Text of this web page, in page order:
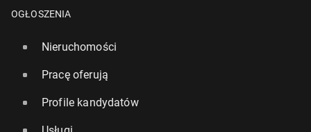
OGŁOSZENIA
Nieruchomości
Pracę oferują
Profile kandydatów